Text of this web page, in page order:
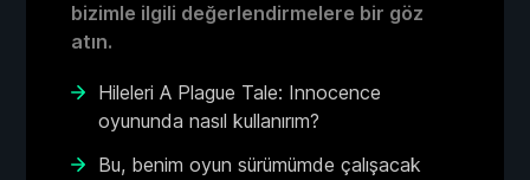
bizimle ilgili değerlendirmelere bir göz
atın.
Hileleri A Plague Tale: Innocence
oyununda nasıl kullanırım?
Bu, benim oyun sürümümde çalışacak